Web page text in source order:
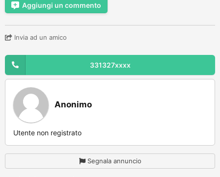
Aggiungi un commento
Invia ad un amico
331327xxxx
Anonimo
Utente non registrato
Segnala annuncio